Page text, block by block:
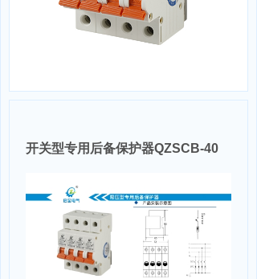
开关型专用后备保护器QZSCB-40